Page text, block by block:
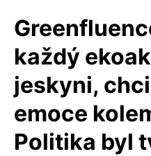
každý
jeskyni,
emoce
Politika byl